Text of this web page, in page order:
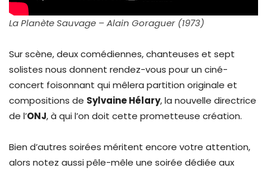
La Planète Sauvage ‎– Alain Goraguer (1973)
Sur scène, deux comédiennes, chanteuses et sept
solistes nous donnent rendez-vous pour un ciné-
concert foisonnant qui mêlera partition originale et
compositions de Sylvaine Hélary, la nouvelle directrice
de l’ONJ, à qui l’on doit cette prometteuse création.
Bien d’autres soirées méritent encore votre attention,
alors notez aussi pêle-mêle une soirée dédiée aux